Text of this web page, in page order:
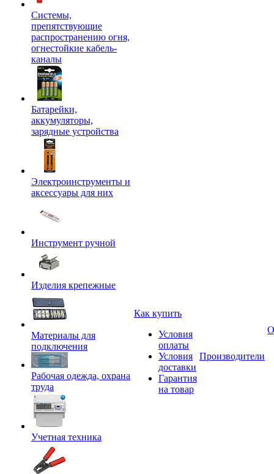
Системы,
препятствующие
распространению огня,
огнестойкие кабель-
каналы
Батарейки,
аккумуляторы,
зарядные устройства
Электроинструменты и
аксессуары для них
Инструмент ручной
Изделия крепежные
Материалы для
подключения
Рабочая одежда, охрана
труда
Учетная техника
Как купить
Условия
оплаты
Условия
доставки
Гарантия
на товар
Производители